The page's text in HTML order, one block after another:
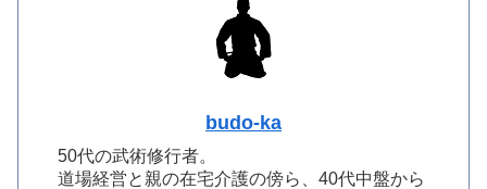
budo-ka
50代の武術修行者。
道場経営と親の在宅介護の傍ら、40代中盤から